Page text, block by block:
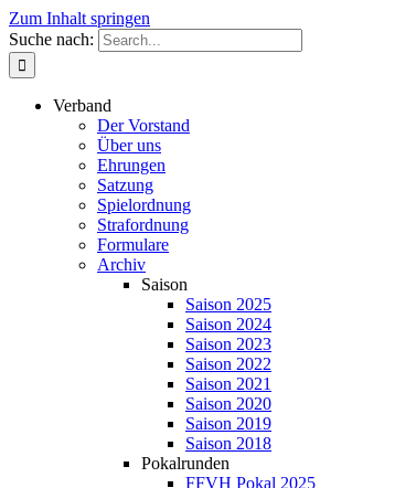
Zum Inhalt springen
Suche nach:
Verband
Der Vorstand
Über uns
Ehrungen
Satzung
Spielordnung
Strafordnung
Formulare
Archiv
Saison
Saison 2025
Saison 2024
Saison 2023
Saison 2022
Saison 2021
Saison 2020
Saison 2019
Saison 2018
Pokalrunden
FFVH Pokal 2025